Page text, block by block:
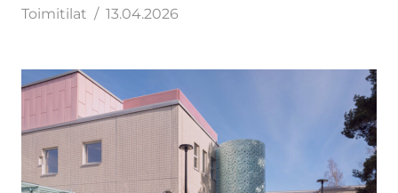
Toimitilat 13.04.2026